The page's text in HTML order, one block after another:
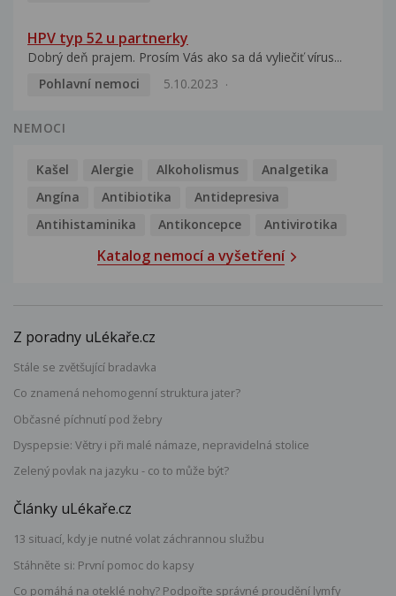
HPV typ 52 u partnerky
Dobrý deň prajem. Prosím Vás ako sa dá vyliečiť vírus...
Pohlavní nemoci
5.10.2023
NEMOCI
Kašel Alergie Alkoholismus
Analgetika
Angína
Antibiotika
Antidepresiva
Antihistaminika
Antikoncepce Antivirotika
Katalog nemocí a vyšetření
Z poradny uLékaře.cz
Stále se zvětšující bradavka
Co znamená nehomogenní struktura jater?
Občasné píchnutí pod žebry
Dyspepsie: Větry i při malé námaze, nepravidelná stolice
Zelený povlak na jazyku - co to může být?
Články uLékaře.cz
13 situací, kdy je nutné volat záchrannou službu
Stáhněte si: První pomoc do kapsy
Co pomáhá na oteklé nohy? Podpořte správné proudění lymfy